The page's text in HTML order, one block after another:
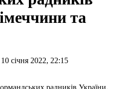
та
січня 2022, 22:15